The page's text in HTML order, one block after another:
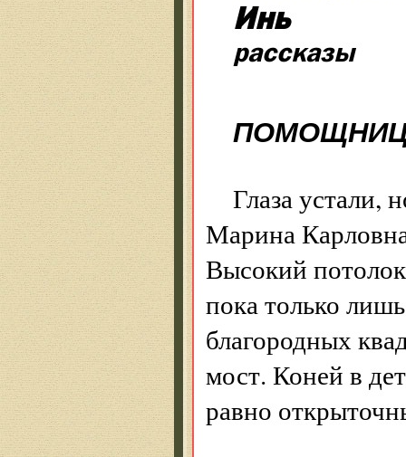
Инь
рассказы
Глаза устали,
Марина
Высокий
пока только
благородных
мост. Коней в
равно